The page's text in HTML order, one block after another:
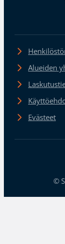
Alueiden
Evästeet
©